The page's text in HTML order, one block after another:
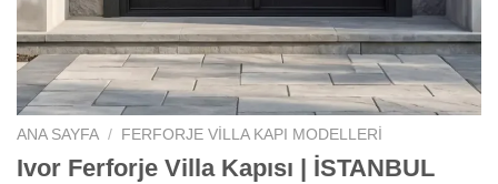
ANA SAYFA / FERFORJE VILLA KAPI MODELLERI
Ivor Ferforje Villa Kapısı | İSTANBUL